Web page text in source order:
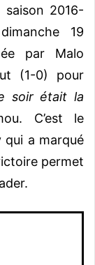
2016-
19
par Malo
(1-0) pour
soir était la
C’est le
qui a marqué
permet